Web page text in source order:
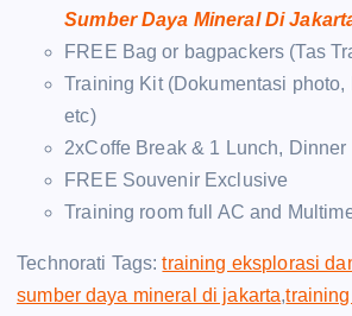
Sumber Daya Mineral Di
FREE Bag or bagpackers (Tas
Training Kit (Dokumentasi photo,
etc)
2xCoffe Break & 1 Lunch, Dinner
FREE Souvenir Exclusive
Training room full AC and
Technorati Tags:training eksplorasi
sumber daya mineral di jakarta,